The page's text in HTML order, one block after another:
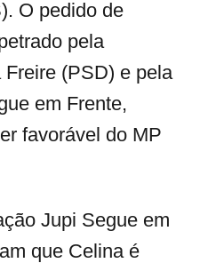
O pedido de
pela
(PSD) e pela
em Frente,
favorável do MP
Jupi Segue em
que Celina é